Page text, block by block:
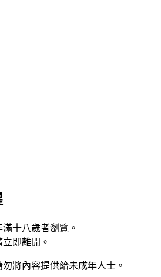
十八歲者瀏覽。
即離開。
將內容提供給未成年人士。